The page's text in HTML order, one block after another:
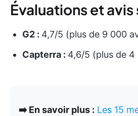
Évaluations et
G2 : 4,7/5 (plus de 9 000
Capterra : 4,6/5 (plus de 4
➡️ En savoir plus : Les 15